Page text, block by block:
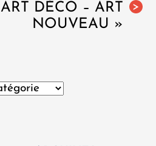
>
DÉCO – ART
NOUVEAU »